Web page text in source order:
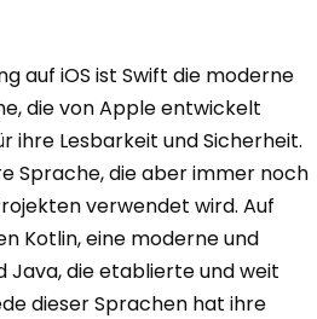
auf iOS ist Swift die moderne
die von Apple entwickelt
ihre Lesbarkeit und Sicherheit.
Sprache, die aber immer noch
verwendet wird. Auf
Kotlin, eine moderne und
Java, die etablierte und weit
dieser Sprachen hat ihre